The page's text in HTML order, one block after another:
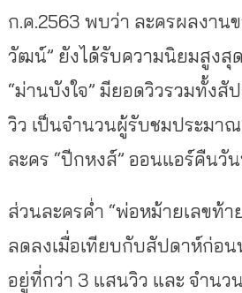
ก.ค.2563 พบว่า ละครผลงานข
วัฒน์” ยังได้รับความนิยมสูงสุด
“ม่านบังใจ” มียอดวิวรวมทั้งสั
วิว เป็นจำนวนผู้รับชมประมา
ละคร “ปีกหงส์” ออนแอร์คืนวั
ส่วนละครค่ำ “พ่อหม้ายเลขท้า
ลดลงเมื่อเทียบกับสัปดาห์ก่อน
อยู่ที่กว่า 3 แสนวิว และ จำน